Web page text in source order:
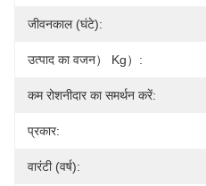
जीवनकाल (घंटे):
उत्पाद का वजन） Kg）:
कम रोशनीदार का समर्थन करें:
प्रकार:
वारंटी (वर्ष):